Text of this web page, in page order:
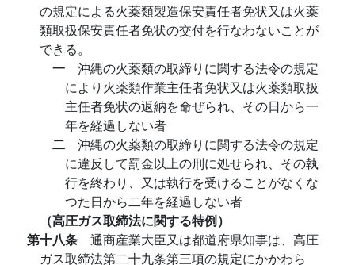
の規定による火薬類製造保安責任者免状又は火薬
類取扱保安責任者免状の交付を行なわないことが
できる。
一 沖縄の火薬類の取締りに関する法令の規定
により火薬類作業主任者免状又は火薬類取扱
主任者免状の返納を命ぜられ、その日から一
年を経過しない者
二 沖縄の火薬類の取締りに関する法令の規定
に違反して罰金以上の刑に処せられ、その執
行を終わり、又は執行を受けることがなくな
つた日から二年を経過しない者
（高圧ガス取締法に関する特例）
第十八条 通商産業大臣又は都道府県知事は、高圧
ガス取締法第二十九条第三項の規定にかかわら